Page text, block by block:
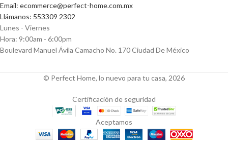
Email: ecommerce@perfect-home.com.mx
Llámanos: 553309 2302
Lunes - Viernes
Hora: 9:00am - 6:00pm
Boulevard Manuel Ávila Camacho No. 170 Ciudad De México
© Perfect Home, lo nuevo para tu casa, 2026
Certificación de seguridad
Aceptamos